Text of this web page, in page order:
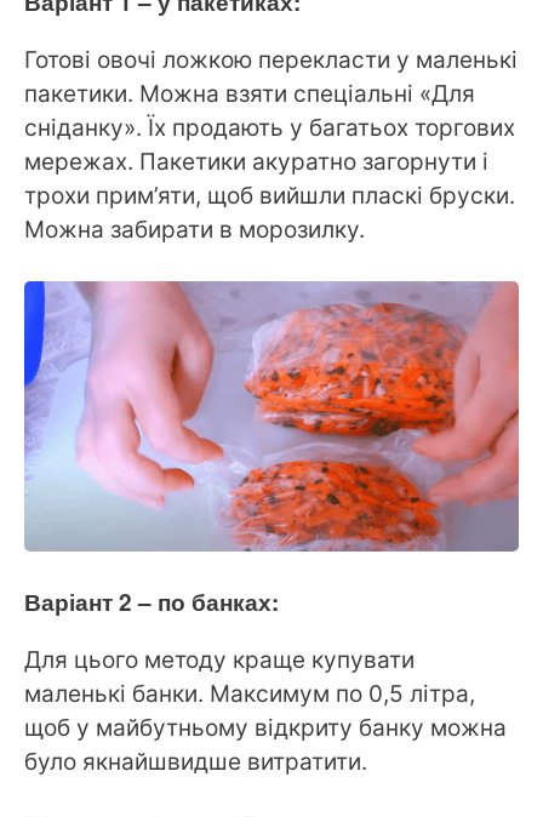
Готові овочі ложкою перекласти у маленькі
пакетики. Можна взяти спеціальні «Для
сніданку». Їх продають у багатьох торгових
мережах. Пакетики акуратно загорнути і
трохи прим’яти, щоб вийшли пласкі бруски.
Можна забирати в морозилку.
Варіант 2 – по банках:
Для цього методу краще купувати
маленькі банки. Максимум по 0,5 літра,
щоб у майбутньому відкриту банку можна
було якнайшвидше витратити.